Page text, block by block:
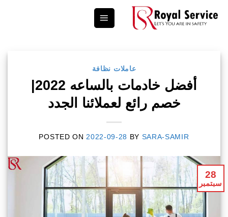
عاملات نظافة
أفضل خادمات بالساعه 2022|
خصم رائع لعملائنا الجدد
POSTED ON 2022-09-28 BY SARA-SAMIR
28
سبتمبر